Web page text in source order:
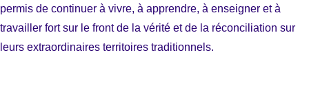
permis de continuer à vivre, à apprendre, à enseigner et à
travailler fort sur le front de la vérité et de la réconciliation sur
leurs extraordinaires territoires traditionnels.